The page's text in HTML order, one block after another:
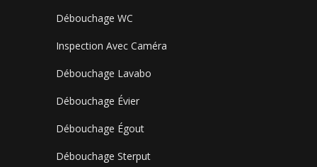
Débouchage WC
Inspection Avec Caméra
Débouchage Lavabo
Débouchage Évier
Débouchage Égout
Débouchage Sterput